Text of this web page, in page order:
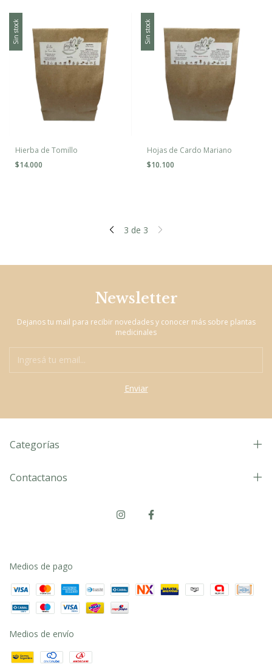
Sin stock
Hierba de Tomillo
$14.000
Sin stock
Hojas de Cardo Mariano
$10.100
3 de 3
Newsletter
Dejanos tu mail para recibir novedades y conocer más sobre plantas
medicinales
Categorías
Contactanos
Medios de pago
Medios de envío